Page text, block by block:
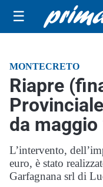
☰
MONTECRETO
Riapre
da maggio
L’intervento,
euro, è stato
Garfagnana srl di